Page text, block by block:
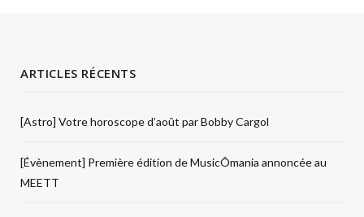
ARTICLES RÉCENTS
[Astro] Votre horoscope d’août par Bobby Cargol
[Évènement] Première édition de MusicÔmania annoncée au
MEETT